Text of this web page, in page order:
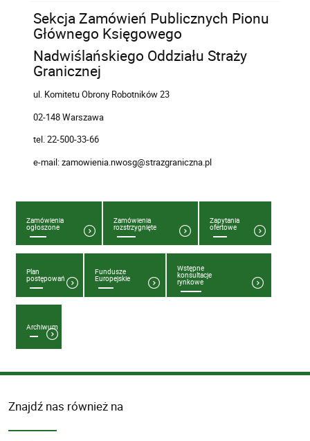
Sekcja Zamówień Publicznych Pionu
Głównego Księgowego
Nadwiślańskiego Oddziału Straży
Granicznej
ul. Komitetu Obrony Robotników 23
02-148 Warszawa
tel. 22-500-33-66
e-mail: zamowienia.nwosg@strazgraniczna.pl
Zamówienia
ogłoszone
Zamówienia
rozstrzygnięte
Zapytania
ofertowe
Plan
postępowań
Fundusze
Europejskie
Wstępne
konsultacje
rynkowe
Archiwum
Znajdź nas również na